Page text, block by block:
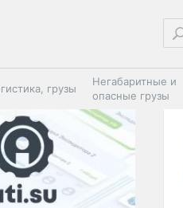
грузы
Негабаритные и
опасные грузы
шины
Топливо, масла и
автохимия